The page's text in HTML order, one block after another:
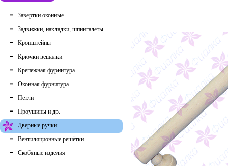
Завертки оконные
Задвижки, накладки, шпингалеты
Кронштейны
Крючки вешалки
Крепежная фурнитура
Оконная фурнитура
Петли
Проушины и др.
Дверные ручки
Вентиляционные решётки
Скобяные изделия